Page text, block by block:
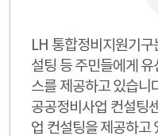
LH 통합정비지원기구
설팅 등 주민들에게 유
스를 제공하고 있습니
공공정비사업 컨설팅
업 컨설팅을 제공하고